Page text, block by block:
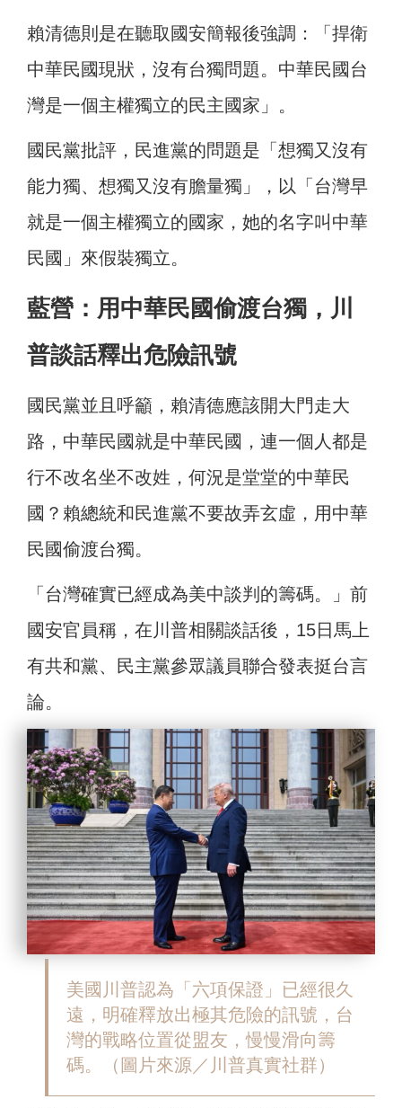
賴清德則是在聽取國安簡報後強調：「捍衛
中華民國現狀，沒有台獨問題。中華民國台
灣是一個主權獨立的民主國家」。
國民黨批評，民進黨的問題是「想獨又沒有
能力獨、想獨又沒有膽量獨」，以「台灣早
就是一個主權獨立的國家，她的名字叫中華
民國」來假裝獨立。
藍營：用中華民國偷渡台獨，川
普談話釋出危險訊號
國民黨並且呼籲，賴清德應該開大門走大
路，中華民國就是中華民國，連一個人都是
行不改名坐不改姓，何況是堂堂的中華民
國？賴總統和民進黨不要故弄玄虛，用中華
民國偷渡台獨。
「台灣確實已經成為美中談判的籌碼。」前
國安官員稱，在川普相關談話後，15日馬上
有共和黨、民主黨參眾議員聯合發表挺台言
論。
美國川普認為「六項保證」已經很久
遠，明確釋放出極其危險的訊號，台
灣的戰略位置從盟友，慢慢滑向籌
碼。（圖片來源／川普真實社群）